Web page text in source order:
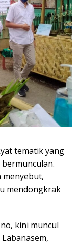
tematik yang
menyebut,
mendongkrak
kini muncul